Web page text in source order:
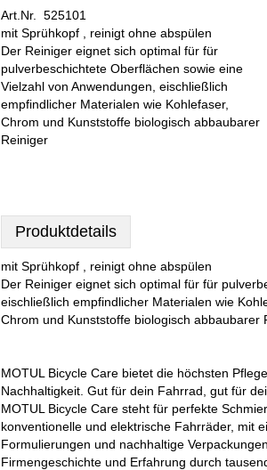
Art.Nr. 525101
mit Sprühkopf , reinigt ohne abspülen
Der Reiniger eignet sich optimal für für
pulverbeschichtete Oberflächen sowie eine
Vielzahl von Anwendungen, eischließlich
empfindlicher Materialen wie Kohlefaser,
Chrom und Kunststoffe biologisch abbaubarer
Reiniger
Produktdetails
mit Sprühkopf , reinigt ohne abspülen
Der Reiniger eignet sich optimal für für
eischließlich empfindlicher Materialen wie
Chrom und Kunststoffe biologisch abbaubarer
MOTUL Bicycle Care bietet die höchsten
Nachhaltigkeit. Gut für dein Fahrrad, gut für
MOTUL Bicycle Care steht für perfekte
konventionelle und elektrische Fahrräder, mit
Formulierungen und nachhaltige
Firmengeschichte und Erfahrung durch